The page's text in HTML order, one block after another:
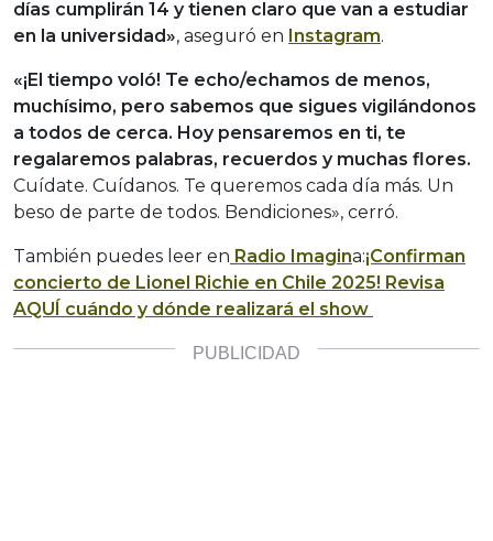
días cumplirán 14 y tienen claro que van a estudiar
en la universidad», aseguró en Instagram.
«¡El tiempo voló! Te echo/echamos de menos,
muchísimo, pero sabemos que sigues vigilándonos
a todos de cerca. Hoy pensaremos en ti, te
regalaremos palabras, recuerdos y muchas flores.
Cuídate. Cuídanos. Te queremos cada día más. Un
beso de parte de todos. Bendiciones», cerró.
También puedes leer en Radio Imagina:¡Confirman
concierto de Lionel Richie en Chile 2025! Revisa
AQUÍ cuándo y dónde realizará el show